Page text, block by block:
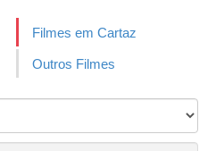
Filmes em Cartaz
Outros Filmes